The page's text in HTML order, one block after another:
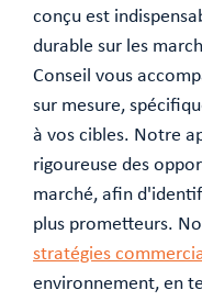
conçu est
durable sur les
Conseil vous
sur mesure,
à vos cibles. Notre
rigoureuse des
marché, afin
plus prometteurs.
stratégies
environnement, en